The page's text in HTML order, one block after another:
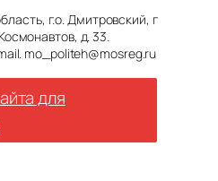
г.о. Дмитровский, г
д. 33.
mo_politeh@mosreg.ru
для